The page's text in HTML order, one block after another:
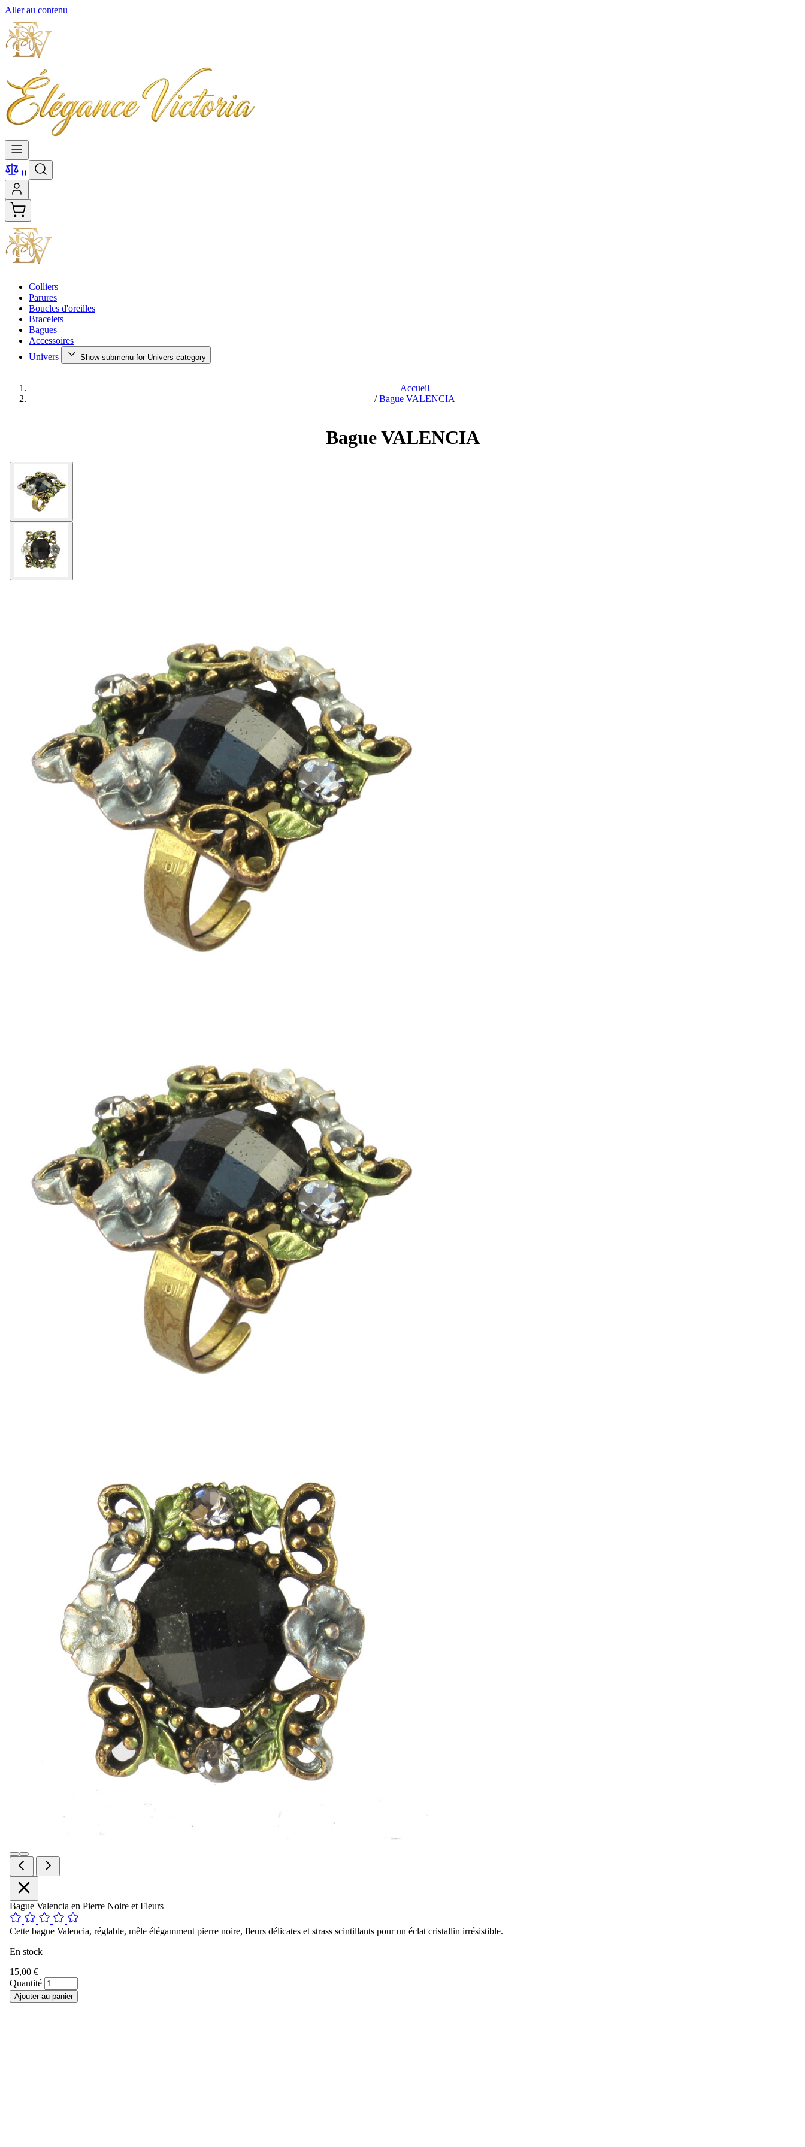
Aller au contenu
0
Colliers
Parures
Boucles d'oreilles
Bracelets
Bagues
Accessoires
Univers
Show submenu for Univers category
Accueil
/ Bague VALENCIA
Bague VALENCIA
Bague Valencia en Pierre Noire et Fleurs
Cette bague Valencia, réglable, mêle élégamment pierre noire, fleurs délicates et strass scintillants pour un éclat cristallin irrésistible.
En stock
15,00 €
Quantité
Ajouter au panier